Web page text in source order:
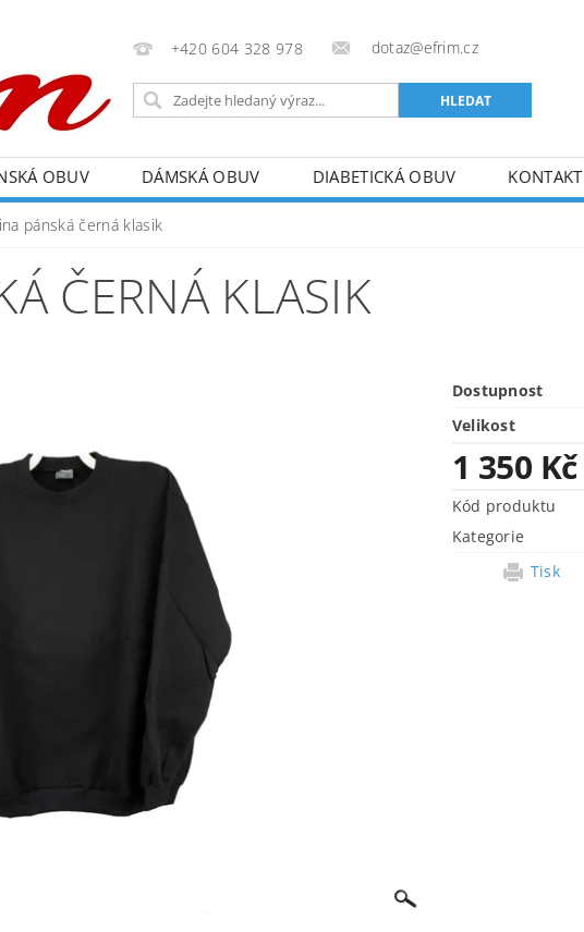
+420 604 328 978 dotaz@efrim.cz
OBUV DÁMSKÁ OBUV DIABETICKÁ OBUV KONTAKT
pánská černá klasik
ČERNÁ KLASIK
Dostupnost
Velikost
1 350 Kč
Kód produktu
Kategorie
Tisk